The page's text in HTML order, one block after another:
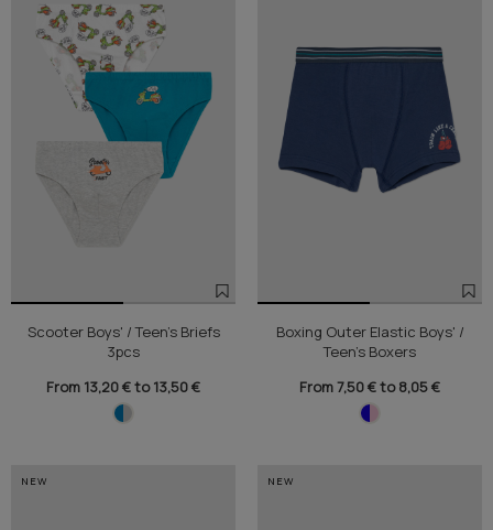
Scooter Boys' / Teen's Briefs
3pcs
From 13,20 € to 13,50 €
Boxing Outer Elastic Boys' /
Teen's Boxers
From 7,50 € to 8,05 €
NEW NEW